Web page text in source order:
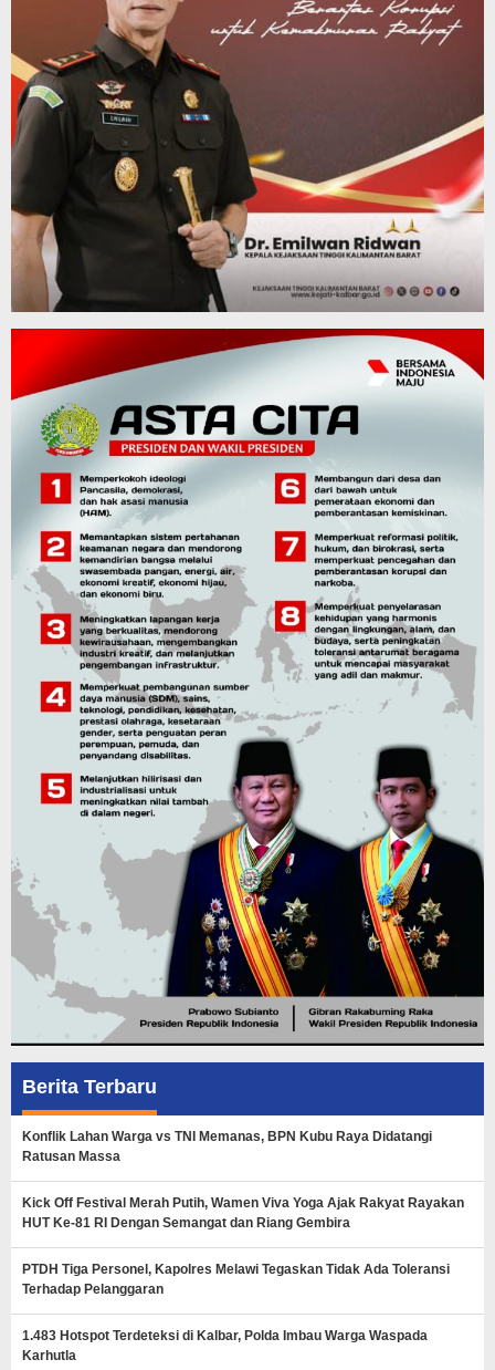
Berita Terbaru
Konflik Lahan Warga vs TNI Memanas, BPN Kubu Raya Didatangi
Ratusan Massa
Kick Off Festival Merah Putih, Wamen Viva Yoga Ajak Rakyat Rayakan
HUT Ke-81 RI Dengan Semangat dan Riang Gembira
PTDH Tiga Personel, Kapolres Melawi Tegaskan Tidak Ada Toleransi
Terhadap Pelanggaran
1.483 Hotspot Terdeteksi di Kalbar, Polda Imbau Warga Waspada
Karhutla